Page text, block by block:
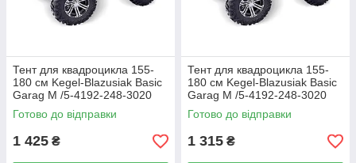
Тент для квадроцикла 155-
180 см Kegel-Blazusiak Basic
Garag M /5-4192-248-3020
Готово до відправки
1 425 ₴
Тент для квадроцикла 155-
180 см Kegel-Blazusiak Basic
Garag M /5-4192-248-3020
Готово до відправки
1 315 ₴